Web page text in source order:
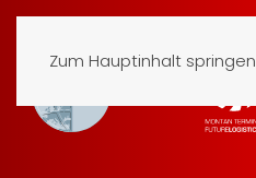
Zum Hauptinhalt springen